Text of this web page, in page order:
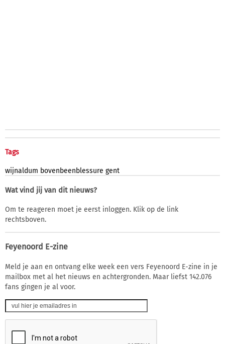
Tags
wijnaldum bovenbeenblessure gent
Wat vind jij van dit nieuws?
Om te reageren moet je eerst inloggen. Klik op de link
rechtsboven.
Feyenoord E-zine
Meld je aan en ontvang elke week een vers Feyenoord E-zine in je
mailbox met al het nieuws en achtergronden. Maar liefst 142.076
fans gingen je al voor.